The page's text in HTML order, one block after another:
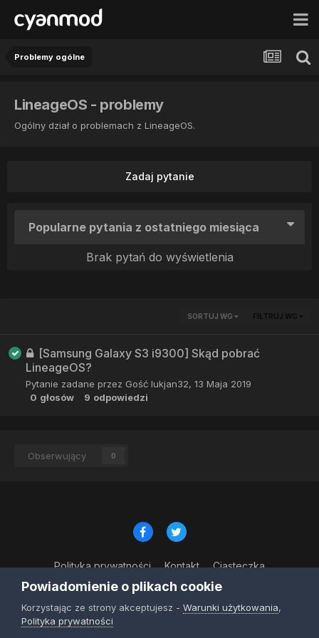
Problemy ogólne
LineageOS - problemy
Ogólny dział o problemach z LineageOS.
Zadaj pytanie
Popularne pytania z ostatniego miesiąca
Brak pytań do wyświetlenia
SORTUJ WG FILTRUJ WG
[Samsung Galaxy S3 i9300] Skąd pobrać
LineageOS?
Pytanie zadane przez Gość lukjan32, 13 Maja 2019
0 głosów 9 odpowiedzi
Obserwujący 0
Polityka prywatności Kontakt Ciasteczka
© Copyright 2023
Powered by Invision Community
Powiadomienie o plikach cookie
Korzystając ze strony akceptujesz - Warunki użytkowania,
Polityka prywatności